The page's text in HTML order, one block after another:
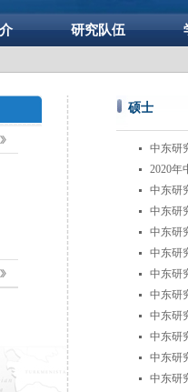
研究队伍
硕士
中东研
2020年
中东研
中东研
中东研
中东研
中东研
中东研
中东研
中东研
中东研
中东研